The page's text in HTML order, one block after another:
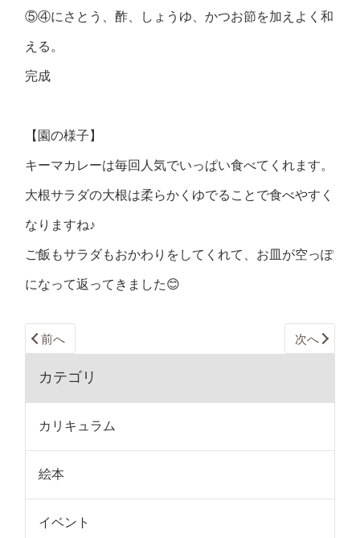
⑤④にさとう、酢、しょうゆ、かつお節を加えよく和
える。
完成
【園の様子】
キーマカレーは毎回人気でいっぱい食べてくれます。
大根サラダの大根は柔らかくゆでることで食べやすく
なりますね♪
ご飯もサラダもおかわりをしてくれて、お皿が空っぽ
になって返ってきました😊
前へ 次へ
カテゴリ
カリキュラム
絵本
イベント